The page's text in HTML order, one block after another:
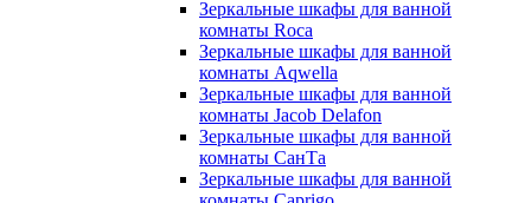
Зеркальные шкафы для ванной
комнаты Roca
Зеркальные шкафы для ванной
комнаты Aqwella
Зеркальные шкафы для ванной
комнаты Jacob Delafon
Зеркальные шкафы для ванной
комнаты СанТа
Зеркальные шкафы для ванной